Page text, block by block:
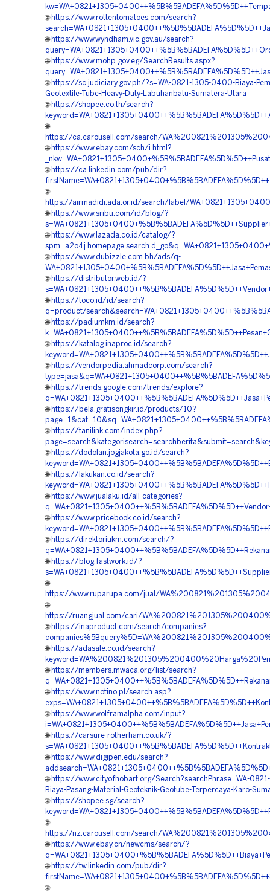
🌐 https://www.rottentomatoes.com/search?
🌐 https://www.wyndham.vic.gov.au/search?
🌐 https://www.mohp.gov.eg/SearchResults.aspx?
🌐 https://sc.judiciary.gov.ph/?s=WA-0821-1305-0400-Biaya-
Geotextile-Tube-Heavy-Duty-Labuhanbatu-Sumatera-Utara
🌐 https://shopee.co.th/search?
🌐
https://ca.carousell.com/search/
🌐 https://www.ebay.com/sch/i.html?
🌐 https://ca.linkedin.com/pub/dir?
🌐
https://airmadidi.ada.or.id/search/label/
🌐 https://www.sribu.com/id/blog/?
🌐 https://www.lazada.co.id/catalog/?
🌐 https://www.dubizzle.com.bh/ads/q-
🌐 https://distributor.web.id/?
🌐 https://toco.id/id/search?
q=product/
🌐 https://padiumkm.id/search?
🌐 https://katalog.inaproc.id/search?
🌐 https://vendorpedia.ahmadcorp.com/search?
🌐 https://trends.google.com/trends/explore?
🌐 https://bela.gratisongkir.id/products/10?
🌐 https://tanilink.com/index.php?
🌐 https://dodolan.jogjakota.go.id/search?
🌐 https://lakukan.co.id/search?
🌐 https://www.jualaku.id/all-categories?
🌐 https://www.pricebook.co.id/search?
🌐 https://direktoriukm.com/search/?
🌐 https://blog.fastwork.id/?
🌐
https://www.ruparupa.com/jual/
🌐
https://ruangjual.com/cari/
🌐 https://inaproduct.com/search/companies?
🌐 https://adasale.co.id/search?
🌐 https://members.mwaca.org/list/search?
🌐 https://www.notino.pl/search.asp?
🌐 https://www.wolframalpha.com/input?
🌐 https://carsure-rotherham.co.uk/?
🌐 https://www.digipen.edu/search?
🌐 https://www.cityofhobart.org/Search?searchPhrase=WA-
Biaya-Pasang-Material-Geoteknik-Geotube-Terpercaya-Karo-
🌐 https://shopee.sg/search?
🌐
https://nz.carousell.com/search/
🌐 https://www.ebay.cn/newcms/search/?
🌐 https://tw.linkedin.com/pub/dir?
🌐